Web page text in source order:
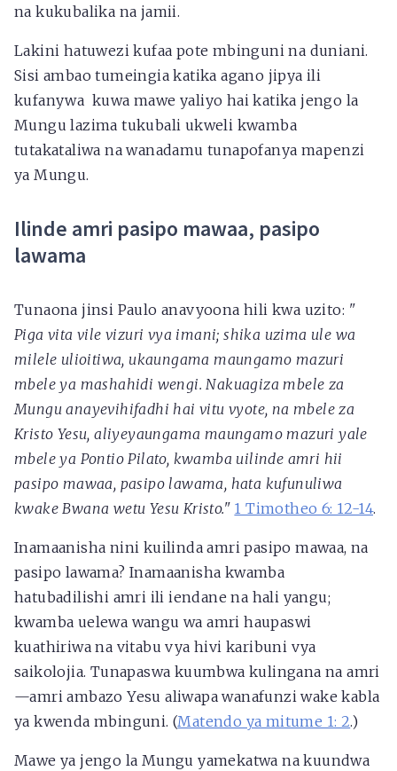
na kukubalika na jamii.
Lakini hatuwezi kufaa pote mbinguni na duniani.
Sisi ambao tumeingia katika agano jipya ili
kufanywa kuwa mawe yaliyo hai katika jengo la
Mungu lazima tukubali ukweli kwamba
tutakataliwa na wanadamu tunapofanya mapenzi
ya Mungu.
Ilinde amri pasipo mawaa, pasipo
lawama
Tunaona jinsi Paulo anavyoona hili kwa uzito: "
Piga vita vile vizuri vya imani; shika uzima ule wa
milele ulioitiwa, ukaungama maungamo mazuri
mbele ya mashahidi wengi. Nakuagiza mbele za
Mungu anayevihifadhi hai vitu vyote, na mbele za
Kristo Yesu, aliyeyaungama maungamo mazuri yale
mbele ya Pontio Pilato, kwamba uilinde amri hii
pasipo mawaa, pasipo lawama, hata kufunuliwa
kwake Bwana wetu Yesu Kristo." 1 Timotheo 6: 12-14.
Inamaanisha nini kuilinda amri pasipo mawaa, na
pasipo lawama? Inamaanisha kwamba
hatubadilishi amri ili iendane na hali yangu;
kwamba uelewa wangu wa amri haupaswi
kuathiriwa na vitabu vya hivi karibuni vya
saikolojia. Tunapaswa kuumbwa kulingana na amri
—amri ambazo Yesu aliwapa wanafunzi wake kabla
ya kwenda mbinguni. (Matendo ya mitume 1: 2.)
Mawe ya jengo la Mungu yamekatwa na kuundwa